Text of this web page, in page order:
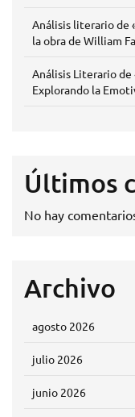
Análisis literario de
la obra de William
Análisis Literario de
Explorando la
Últimos
No hay
Archivo
agosto 2026
julio 2026
junio 2026